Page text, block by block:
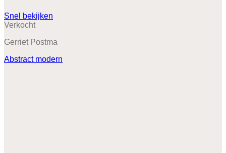
Snel bekijken
Verkocht
Gerriet Postma
Abstract modern